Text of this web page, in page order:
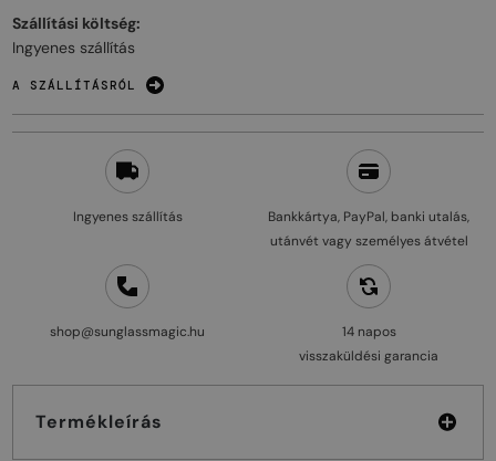
Ingyenes szállítás
Bankkártya, PayPal, banki utalás,
utánvét vagy személyes átvétel
shop@sunglassmagic.hu
14 napos
visszaküldési garancia
Termékleírás
Szállítási költség:
Ingyenes szállítás
A SZÁLLÍTÁSRÓL